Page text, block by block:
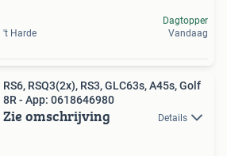
't Harde
Dagtopper
Vandaag
RS6, RSQ3(2x), RS3, GLC63s, A45s, Golf
8R - App: 0618646980
Zie omschrijving Details